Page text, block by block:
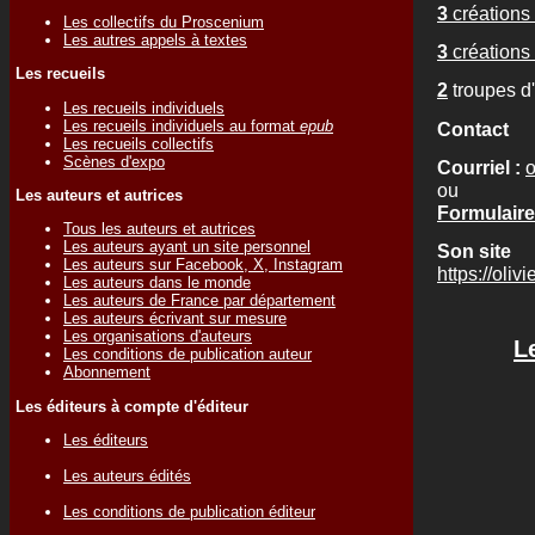
Les collectifs du Proscenium
Les autres appels à textes
Les recueils
Les recueils individuels
Les recueils individuels au format epub
Les recueils collectifs
Scènes d'expo
Les auteurs et autrices
Tous les auteurs et autrices
Les auteurs ayant un site personnel
Les auteurs sur Facebook, X, Instagram
Les auteurs dans le monde
Les auteurs de France par département
Les auteurs écrivant sur mesure
Les organisations d'auteurs
Les conditions de publication auteur
Abonnement
Les éditeurs à compte d'éditeur
Les éditeurs
Les auteurs édités
Les conditions de publication éditeur
3 créations
3 créations
2 troupes
Contact
Courriel :
ou
Son site
https://